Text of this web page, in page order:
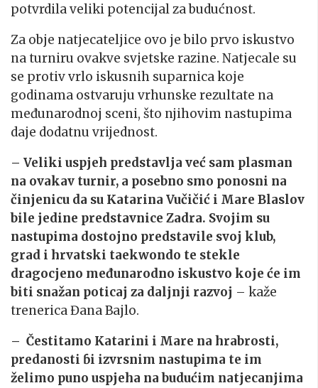
potvrdila veliki potencijal za budućnost.
Za obje natjecateljice ovo je bilo prvo iskustvo
na turniru ovakve svjetske razine. Natjecale su
se protiv vrlo iskusnih suparnica koje
godinama ostvaruju vrhunske rezultate na
međunarodnoj sceni, što njihovim nastupima
daje dodatnu vrijednost.
– Veliki uspjeh predstavlja već sam plasman
na ovakav turnir, a posebno smo ponosni na
činjenicu da su Katarina Vučičić i Mare Blaslov
bile jedine predstavnice Zadra. Svojim su
nastupima dostojno predstavile svoj klub,
grad i hrvatski taekwondo te stekle
dragocjeno međunarodno iskustvo koje će im
biti snažan poticaj za daljnji razvoj – kaže
trenerica Đana Bajlo.
– Čestitamo Katarini i Mare na hrabrosti,
predanosti ɓi izvrsnim nastupima te im
želimo puno uspjeha na budućim natjecanjima